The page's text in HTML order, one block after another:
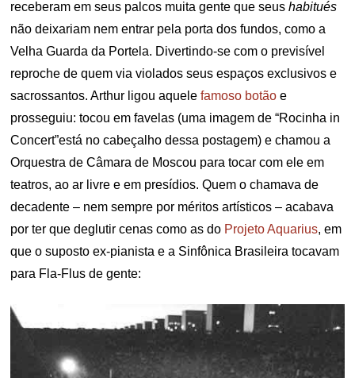
receberam em seus palcos muita gente que seushabitués
não deixariam nem entrar pela porta dos fundos, como a
Velha Guarda da Portela. Divertindo-se com o previsível
reproche de quem via violados seus espaços exclusivos e
sacrossantos. Arthur ligou aquelefamoso botão e
prosseguiu: tocou em favelas (uma imagem de “Rocinha in
Concert”está no cabeçalho dessa postagem) e chamou a
Orquestra de Câmara de Moscou para tocar com ele em
teatros, ao ar livre e em presídios. Quem o chamava de
decadente – nem sempre por méritos artísticos – acabava
por ter que deglutir cenas como as do Projeto Aquarius, em
que o suposto ex-pianista e a Sinfônica Brasileira tocavam
para Fla-Flus de gente: